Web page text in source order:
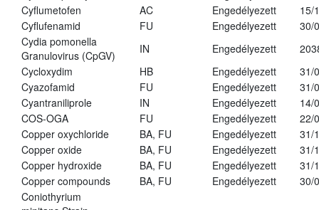
Cyflumetofen
AC Engedélyezett
15/
Cyflufenamid
FU Engedélyezett
30/
Cydia pomonella
Granulovirus (CpGV)
IN Engedélyezett
Cycloxydim
HB Engedélyezett
31/
Cyazofamid
FU Engedélyezett
31/
Cyantraniliprole
IN Engedélyezett
14/
COS-OGA
FU Engedélyezett
22/
Copper oxychloride
BA, FU Engedélyezett
31/
Copper oxide
BA, FU Engedélyezett
31/
Copper hydroxide
BA, FU Engedélyezett
31/
Copper compounds
BA, FU Engedélyezett
30/
Coniothyrium